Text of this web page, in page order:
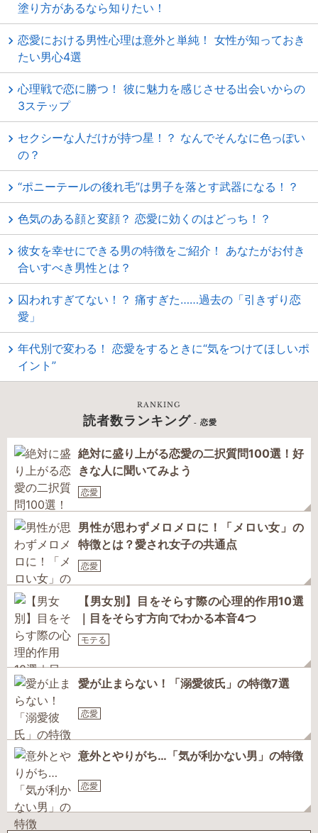
塗り方があるなら知りたい！
恋愛における男性心理は意外と単純！ 女性が知っておき
たい男心4選
心理戦で恋に勝つ！ 彼に魅力を感じさせる出会いからの
3ステップ
セクシーな人だけが持つ星！？ なんでそんなに色っぽい
の？
“ポニーテールの後れ毛”は男子を落とす武器になる！？
色気のある顔と変顔？ 恋愛に効くのはどっち！？
彼女を幸せにできる男の特徴をご紹介！ あなたがお付き
合いすべき男性とは？
囚われすぎてない！？ 痛すぎた……過去の「引きずり恋
愛」
年代別で変わる！ 恋愛をするときに“気をつけてほしいポ
イント”
RANKING
読者数ランキング - 恋愛
絶対に盛り上がる恋愛の二択質問100選！好
きな人に聞いてみよう
恋愛
男性が思わずメロメロに！「メロい女」の
特徴とは？愛され女子の共通点
恋愛
【男女別】目をそらす際の心理的作用10選
｜目をそらす方向でわかる本音4つ
モテる
愛が止まらない！「溺愛彼氏」の特徴7選
恋愛
意外とやりがち…「気が利かない男」の特徴
恋愛